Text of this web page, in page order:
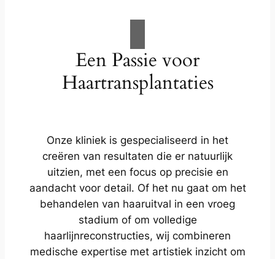
Een Passie voor
Haartransplantaties
Onze kliniek is gespecialiseerd in het
creëren van resultaten die er natuurlijk
uitzien, met een focus op precisie en
aandacht voor detail. Of het nu gaat om het
behandelen van haaruitval in een vroeg
stadium of om volledige
haarlijnreconstructies, wij combineren
medische expertise met artistiek inzicht om